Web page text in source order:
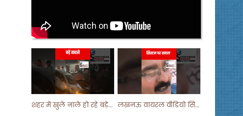
शहर में खुले नाले हो रहे बड़े हादसे ! #shortsvideo #shorts लखनऊ वायरल वीडियो सिस्टम पर सवाल ! #shorts #shortvideo